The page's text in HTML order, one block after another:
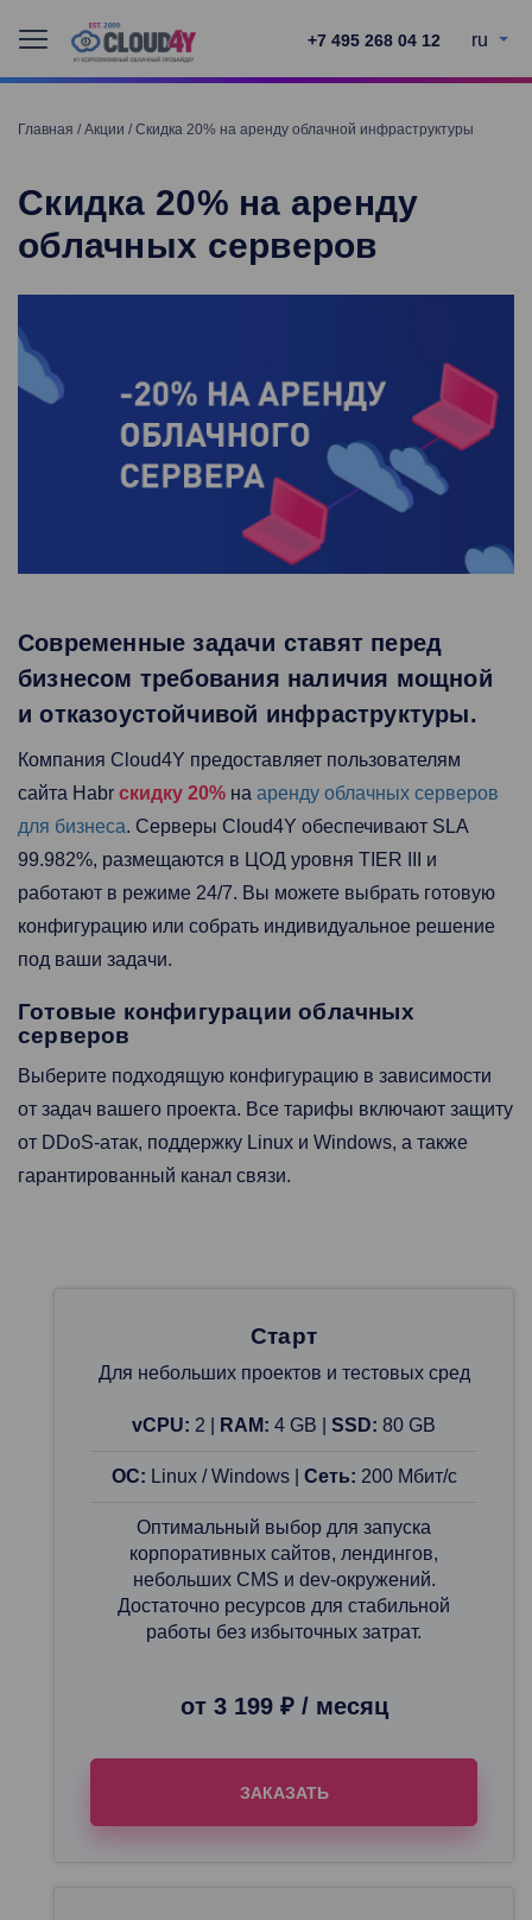
+7 495 268 04 12 ru
Главная / Акции / Скидка 20% на аренду облачной инфраструктуры
Скидка 20% на аренду
облачных серверов
Современные задачи ставят перед
бизнесом требования наличия мощной
и отказоустойчивой инфраструктуры.
Компания Cloud4Y предоставляет пользователям
сайта Habr скидку 20% на аренду облачных серверов
для бизнеса. Серверы Cloud4Y обеспечивают SLA
99.982%, размещаются в ЦОД уровня TIER III и
работают в режиме 24/7. Вы можете выбрать готовую
конфигурацию или собрать индивидуальное решение
под ваши задачи.
Готовые конфигурации облачных
серверов
Выберите подходящую конфигурацию в зависимости
от задач вашего проекта. Все тарифы включают защиту
от DDoS-атак, поддержку Linux и Windows, а также
гарантированный канал связи.
Старт
Для небольших проектов и тестовых сред
vCPU: 2 | RAM: 4 GB | SSD: 80 GB
ОС: Linux / Windows | Сеть: 200 Мбит/с
Оптимальный выбор для запуска
корпоративных сайтов, лендингов,
небольших CMS и dev-окружений.
Достаточно ресурсов для стабильной
работы без избыточных затрат.
от 3 199 ₽ / месяц
ЗАКАЗАТЬ